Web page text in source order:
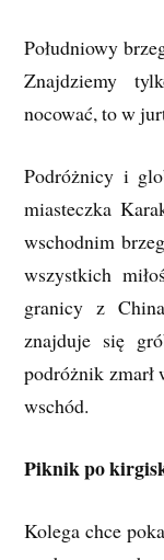
Południowy
Znajdziemy
nocować, to w
Podróżnicy i
miasteczka
wschodnim
wszystkich
granicy z
znajduje się
podróżnik zmarł
wschód.
Piknik po
Kolega chce